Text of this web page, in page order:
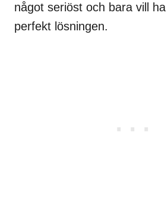
något seriöst och bara vill
perfekt lösningen.